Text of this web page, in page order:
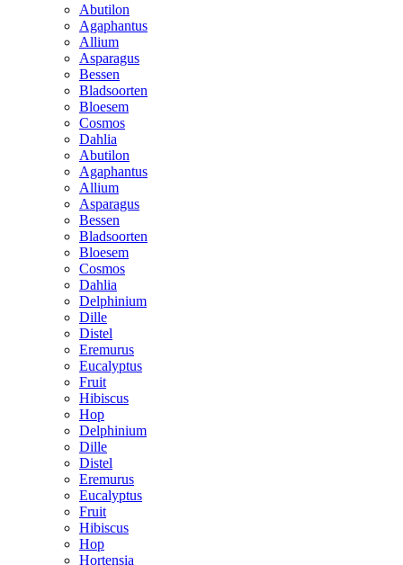
Abutilon
Agaphantus
Allium
Asparagus
Bessen
Bladsoorten
Bloesem
Cosmos
Dahlia
Abutilon
Agaphantus
Allium
Asparagus
Bessen
Bladsoorten
Bloesem
Cosmos
Dahlia
Delphinium
Dille
Distel
Eremurus
Eucalyptus
Fruit
Hibiscus
Hop
Delphinium
Dille
Distel
Eremurus
Eucalyptus
Fruit
Hibiscus
Hop
Hortensia